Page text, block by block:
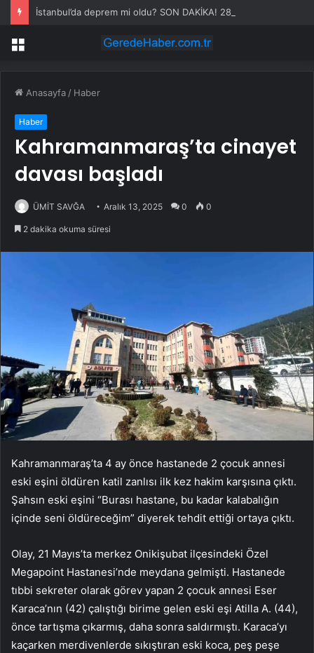
Menü
Anasayfa / Haber
Haber
Kahramanmaraş’ta cinayet
davası başladı
ÜMİT SAVĞA Aralık 13, 2025 0 0
2 dakika okuma süresi
Kahramanmaraş’ta 4 ay önce hastanede 2 çocuk annesi
eski eşini öldüren katil zanlısı ilk kez hakim karşısına çıktı.
Şahsın eski eşini “Burası hastane, bu kadar kalabalığın
içinde seni öldüreceğim” diyerek tehdit ettiği ortaya çıktı.
Olay, 21 Mayıs’ta merkez Onikişubat ilçesindeki Özel
Megapoint Hastanesi’nde meydana gelmişti. Hastanede
tıbbi sekreter olarak görev yapan 2 çocuk annesi Eser
Karaca’nın (42) çalıştığı birime gelen eski eşi Atilla A. (44),
önce tartışma çıkarmış, daha sonra saldırmıştı. Karaca’yı
kaçarken merdivenlerde sıkıştıran eski koca, peş peşe